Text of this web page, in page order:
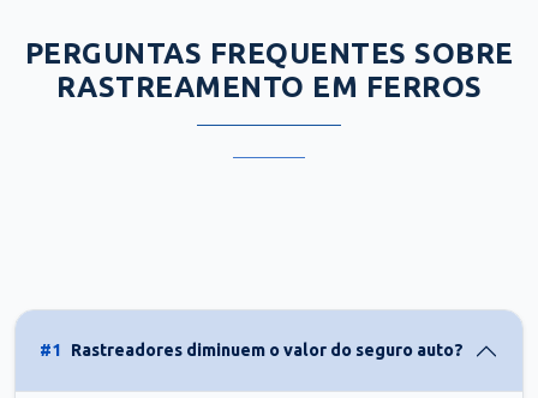
PERGUNTAS FREQUENTES SOBRE
RASTREAMENTO EM FERROS
#1 Rastreadores diminuem o valor do seguro auto?